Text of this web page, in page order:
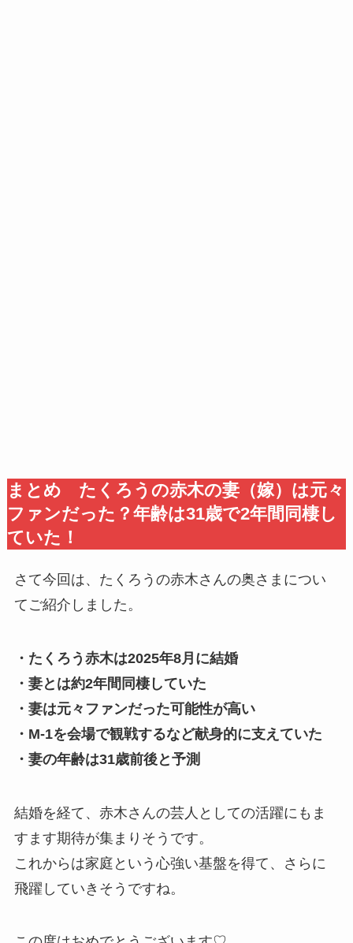
まとめ たくろうの赤木の妻（嫁）は元々
ファンだった？年齢は31歳で2年間同棲し
ていた！
さて今回は、たくろうの赤木さんの奥さまについ
てご紹介しました。
・たくろう赤木は2025年8月に結婚
・妻とは約2年間同棲していた
・妻は元々ファンだった可能性が高い
・M-1を会場で観戦するなど献身的に支えていた
・妻の年齢は31歳前後と予測
結婚を経て、赤木さんの芸人としての活躍にもま
すます期待が集まりそうです。
これからは家庭という心強い基盤を得て、さらに
飛躍していきそうですね。